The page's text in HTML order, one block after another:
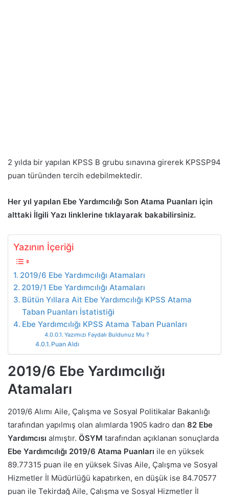
2 yılda bir yapılan KPSS B grubu sınavına girerek KPSSP94
puan türünden tercih edebilmektedir.
Her yıl yapılan Ebe Yardımcılığı Son Atama Puanları için
alttaki İlgili Yazı linklerine tıklayarak bakabilirsiniz.
Yazının İçeriği
2019/6 Ebe Yardımcılığı Atamaları
2019/1 Ebe Yardımcılığı Atamaları
Bütün Yıllara Ait Ebe Yardımcılığı KPSS Atama
Taban Puanları İstatistiği
Ebe Yardımcılığı KPSS Atama Taban Puanları
Yazımızı Faydalı Buldunuz Mu ?
Puan Aldı
2019/6 Ebe Yardımcılığı
Atamaları
2019/6 Alımı Aile, Çalışma ve Sosyal Politikalar Bakanlığı
tarafından yapılmış olan alımlarda 1905 kadro dan 82 Ebe
Yardımcısı almıştır. ÖSYM tarafından açıklanan sonuçlarda
Ebe Yardımcılığı 2019/6 Atama Puanları ile en yüksek
89.77315 puan ile en yüksek Sivas Aile, Çalışma ve Sosyal
Hizmetler İl Müdürlüğü kapatırken, en düşük ise 84.70577
puan ile Tekirdağ Aile, Çalışma ve Sosyal Hizmetler İl